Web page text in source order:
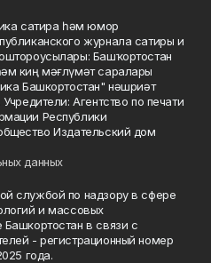
сатира һәм юмор
журнала сатиры и
Башҡортостан
киң мәғлүмәт саралары
Башкортостан" нәшриәт
Агентство по печати
Республики
Издательский дом
данных
службой по надзору в сфере
и массовых
в связи с
- регистрационный номер
года.